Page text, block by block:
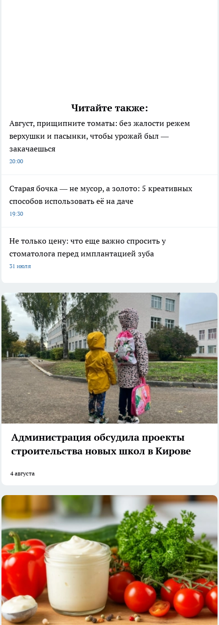
Читайте также:
Август, прищипните томаты: без жалости режем
верхушки и пасынки, чтобы урожай был —
закачаешься
20:00
Старая бочка — не мусор, а золото: 5 креативных
способов использовать её на даче
19:30
Не только цену: что еще важно спросить у
стоматолога перед имплантацией зуба
31 июля
Администрация обсудила проекты
строительства новых школ в Кирове
4 августа